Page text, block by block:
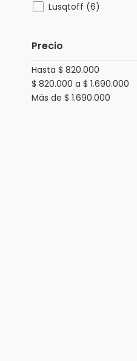
Lusqtoff (6)
Precio
Hasta $ 820.000
$ 820.000 a $ 1.690.000
Más de $ 1.690.000